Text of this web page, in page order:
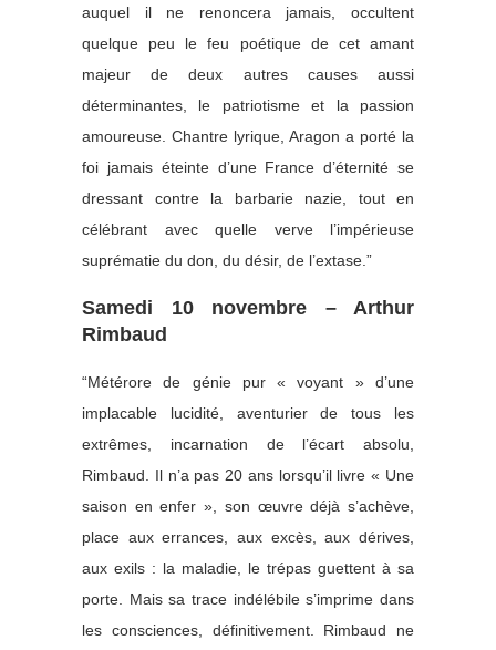
auquel il ne renoncera jamais, occultent
quelque peu le feu poétique de cet amant
majeur de deux autres causes aussi
déterminantes, le patriotisme et la passion
amoureuse. Chantre lyrique, Aragon a porté la
foi jamais éteinte d’une France d’éternité se
dressant contre la barbarie nazie, tout en
célébrant avec quelle verve l’impérieuse
suprématie du don, du désir, de l’extase.”
Samedi 10 novembre – Arthur
Rimbaud
“Métérore de génie pur « voyant » d’une
implacable lucidité, aventurier de tous les
extrêmes, incarnation de l’écart absolu,
Rimbaud. Il n’a pas 20 ans lorsqu’il livre « Une
saison en enfer », son œuvre déjà s’achève,
place aux errances, aux excès, aux dérives,
aux exils : la maladie, le trépas guettent à sa
porte. Mais sa trace indélébile s’imprime dans
les consciences, définitivement. Rimbaud ne